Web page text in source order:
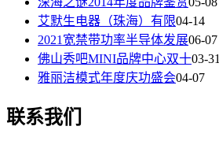
艾默生电器（珠海）有限04-14
2021宽禁带功率半导体发展06-07
佛山秀吧MINI品牌中心双十03-31
雅丽洁模式年度庆功盛会04-07
联系我们